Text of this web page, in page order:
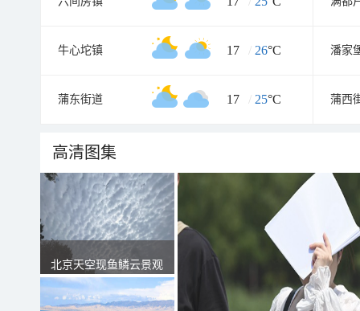
牛心坨镇 17 / 26°C 潘家
蒲东街道 17 / 25°C 蒲西
高清图集
北京天空现鱼鳞云景观